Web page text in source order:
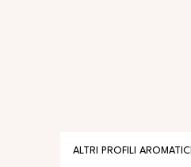
ALTRI PROFILI AROMATICI